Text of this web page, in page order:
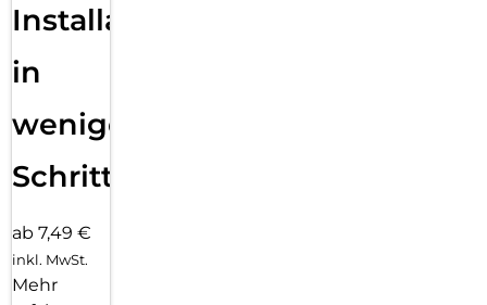
Installation
in
wenigen
Schritten
ab 7,49 €
inkl. MwSt.
Mehr